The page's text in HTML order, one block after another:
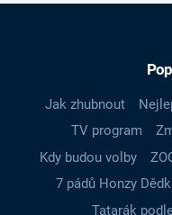
Jak zhubnout
TV program
Kdy budou volby
7 pádů Honzy
Tatarák